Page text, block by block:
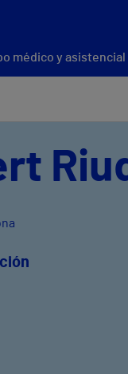
médico y asistencial